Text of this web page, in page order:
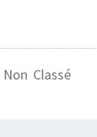
Non Classé